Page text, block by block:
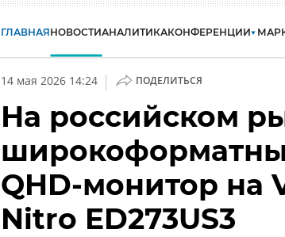
ГЛАВНАЯНОВОСТИАНАЛИТИКАКОНФЕРЕНЦИИ
14 мая 2026 14:24 | ПОДЕЛИТЬСЯ
На российском
QHD-монитор на
Nitro ED273US3